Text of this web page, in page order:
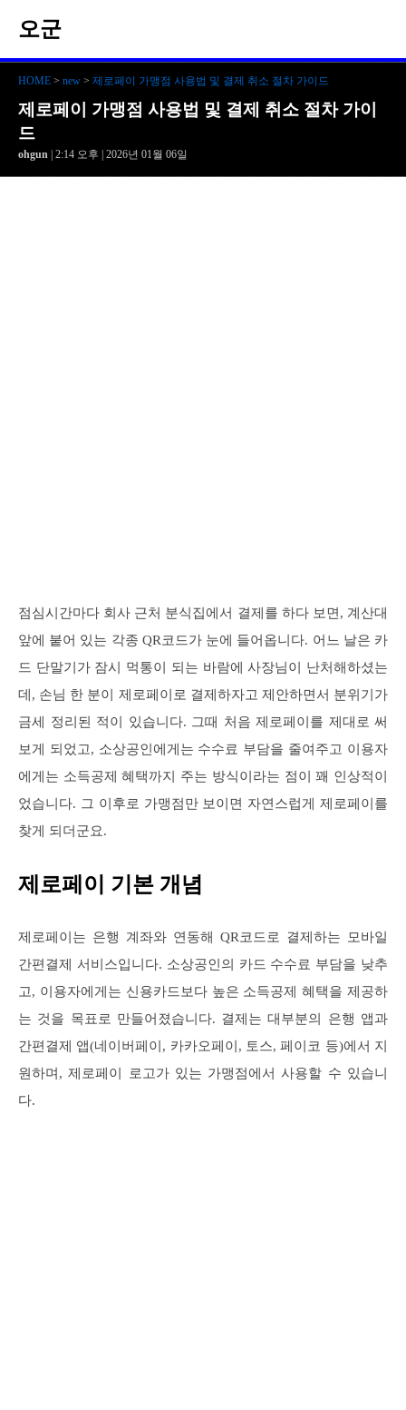
오군
HOME > new > 제로페이 가맹점 사용법 및 결제 취소 절차 가이드
제로페이 가맹점 사용법 및 결제 취소 절차 가이
드
ohgun | 2:14 오후 | 2026년 01월 06일
점심시간마다 회사 근처 분식집에서 결제를 하다 보면, 계산대
앞에 붙어 있는 각종 QR코드가 눈에 들어옵니다. 어느 날은 카
드 단말기가 잠시 먹통이 되는 바람에 사장님이 난처해하셨는
데, 손님 한 분이 제로페이로 결제하자고 제안하면서 분위기가
금세 정리된 적이 있습니다. 그때 처음 제로페이를 제대로 써
보게 되었고, 소상공인에게는 수수료 부담을 줄여주고 이용자
에게는 소득공제 혜택까지 주는 방식이라는 점이 꽤 인상적이
었습니다. 그 이후로 가맹점만 보이면 자연스럽게 제로페이를
찾게 되더군요.
제로페이 기본 개념
제로페이는 은행 계좌와 연동해 QR코드로 결제하는 모바일
간편결제 서비스입니다. 소상공인의 카드 수수료 부담을 낮추
고, 이용자에게는 신용카드보다 높은 소득공제 혜택을 제공하
는 것을 목표로 만들어졌습니다. 결제는 대부분의 은행 앱과
간편결제 앱(네이버페이, 카카오페이, 토스, 페이코 등)에서 지
원하며, 제로페이 로고가 있는 가맹점에서 사용할 수 있습니
다.